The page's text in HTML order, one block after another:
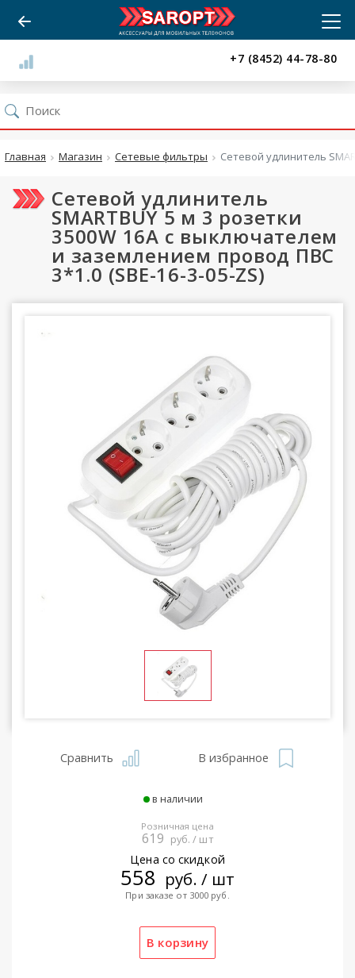
+7 (8452) 44-78-80
Главная Магазин Сетевые фильтры Сетевой удлинитель
Сетевой удлинитель
SMARTBUY 5 м 3 розетки
3500W 16A с выключателем
и заземлением провод ПВС
3*1.0 (SBE-16-3-05-ZS)
Сравнить В избранное
в наличии
Розничная цена
619 руб. / шт
Цена со скидкой
558 руб. / шт
При заказе от 3000 руб.